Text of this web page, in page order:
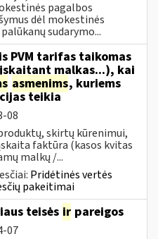
pagalbos
dėl mokestinės
sudarymo...
PVM tarifas taikomas
malkas...), kai
asmenims, kuriems
teikia
08
skirtų kūrenimui,
faktūra (kasos kvitas
malkų /...
Pridėtinės vertės
pakeitimai
teisės ir pareigos
07